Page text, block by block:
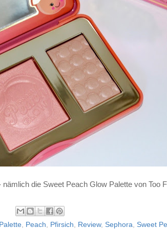
die Sweet Peach Glow Palette von Too
Palette Peach Pfirsich Review, Sephora Sweet